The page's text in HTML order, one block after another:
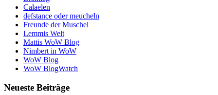
Calaelen
defstance oder meucheln
Freunde der Muschel
Lemmis Welt
Mattis WoW Blog
Nimbert in WoW
WoW Blog
WoW BlogWatch
Neueste Beiträge